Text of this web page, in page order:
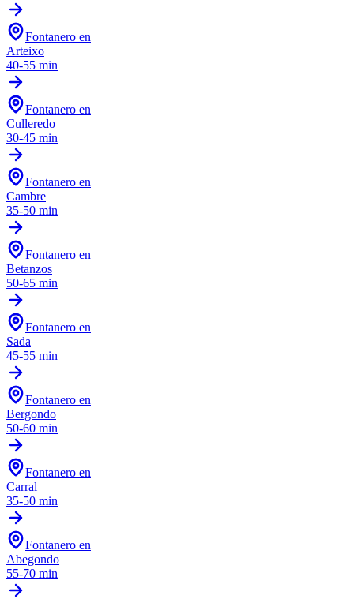
Fontanero en
Arteixo
40-55 min
Fontanero en
Culleredo
30-45 min
Fontanero en
Cambre
35-50 min
Fontanero en
Betanzos
50-65 min
Fontanero en
Sada
45-55 min
Fontanero en
Bergondo
50-60 min
Fontanero en
Carral
35-50 min
Fontanero en
Abegondo
55-70 min